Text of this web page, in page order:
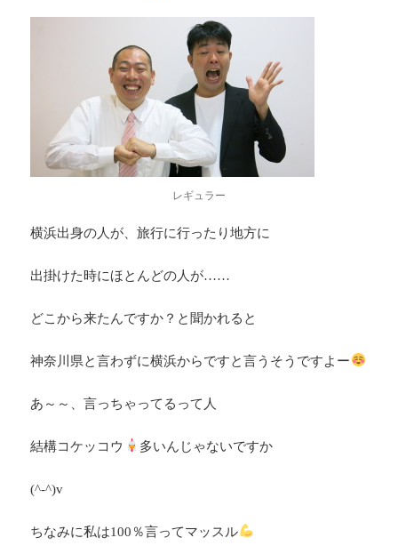
レギュラー
横浜出身の人が、旅行に行ったり地方に
出掛けた時にほとんどの人が……
どこから来たんですか？と聞かれると
神奈川県と言わずに横浜からですと言うそうですよー
あ～～、言っちゃってるって人
結構コケッコウ 多いんじゃないですか
(^-^)v
ちなみに私は100％言ってマッスル